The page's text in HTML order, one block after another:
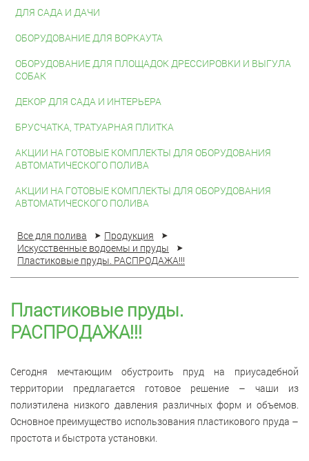
ДЛЯ САДА И ДАЧИ
ОБОРУДОВАНИЕ ДЛЯ ВОРКАУТА
ОБОРУДОВАНИЕ ДЛЯ ПЛОЩАДОК ДРЕССИРОВКИ И ВЫГУЛА
СОБАК
ДЕКОР ДЛЯ САДА И ИНТЕРЬЕРА
БРУСЧАТКА, ТРАТУАРНАЯ ПЛИТКА
АКЦИИ НА ГОТОВЫЕ КОМПЛЕКТЫ ДЛЯ ОБОРУДОВАНИЯ
АВТОМАТИЧЕСКОГО ПОЛИВА
АКЦИИ НА ГОТОВЫЕ КОМПЛЕКТЫ ДЛЯ ОБОРУДОВАНИЯ
АВТОМАТИЧЕСКОГО ПОЛИВА
Все для полива
Продукция
Искусственные водоемы и пруды
Пластиковые пруды. РАСПРОДАЖА!!!
Пластиковые пруды.
РАСПРОДАЖА!!!
Сегодня мечтающим обустроить пруд на приусадебной
территории предлагается готовое решение – чаши из
полиэтилена низкого давления различных форм и объемов.
Основное преимущество использования пластикового пруда –
простота и быстрота установки.